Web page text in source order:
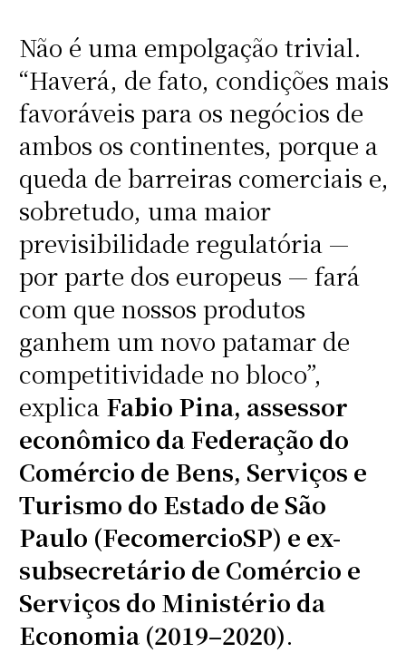
Não é uma empolgação trivial.
“Haverá, de fato, condições mais
favoráveis para os negócios de
ambos os continentes, porque a
queda de barreiras comerciais e,
sobretudo, uma maior
previsibilidade regulatória —
por parte dos europeus — fará
com que nossos produtos
ganhem um novo patamar de
competitividade no bloco”,
explica Fabio Pina, assessor
econômico da Federação do
Comércio de Bens, Serviços e
Turismo do Estado de São
Paulo (FecomercioSP) e ex-
subsecretário de Comércio e
Serviços do Ministério da
Economia (2019–2020).